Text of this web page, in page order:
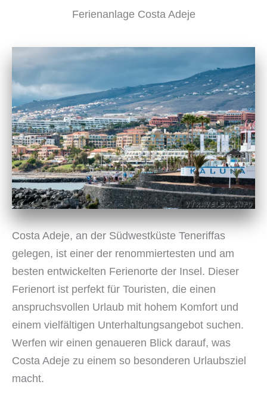
Ferienanlage Costa Adeje
Costa Adeje, an der Südwestküste Teneriffas
gelegen, ist einer der renommiertesten und am
besten entwickelten Ferienorte der Insel. Dieser
Ferienort ist perfekt für Touristen, die einen
anspruchsvollen Urlaub mit hohem Komfort und
einem vielfältigen Unterhaltungsangebot suchen.
Werfen wir einen genaueren Blick darauf, was
Costa Adeje zu einem so besonderen Urlaubsziel
macht.